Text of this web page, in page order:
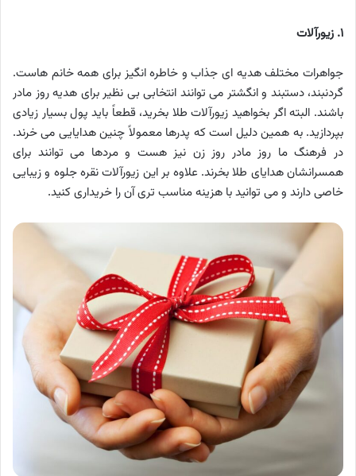
۱. زیورآلات
جواهرات مختلف هدیه ای جذاب و خاطره انگیز برای همه خانم هاست.
گردنبند، دستبند و انگشتر می توانند انتخابی بی نظیر برای هدیه روز مادر
باشند. البته اگر بخواهید زیورآلات طلا بخرید، قطعاً باید پول بسیار زیادی
بپردازید. به همین دلیل است که پدرها معمولاً چنین هدایایی می خرند.
در فرهنگ ما روز مادر روز زن نیز هست و مردها می توانند برای
همسرانشان هدایای طلا بخرند. علاوه بر این زیورآلات نقره جلوه و زیبایی
خاصی دارند و می توانید با هزینه مناسب تری آن را خریداری کنید.